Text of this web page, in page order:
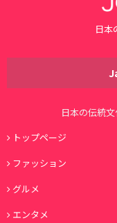
日本
日本の伝統
トップページ
ファッション
グルメ
エンタメ